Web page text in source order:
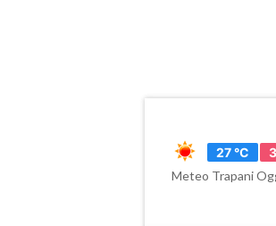
27 °C
Meteo Trapani